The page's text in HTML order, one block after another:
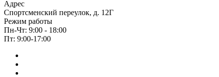
Адрес
Спортсменский переулок, д. 12Г
Режим работы
Пн-Чт: 9:00 - 18:00
Пт: 9:00-17:00